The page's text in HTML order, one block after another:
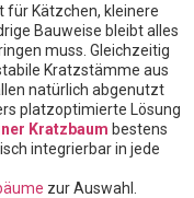
für Kätzchen, kleinere
Bauweise bleibt alles
muss. Gleichzeitig
Kratzstämme aus
natürlich abgenutzt
platzoptimierte Lösung
Kratzbaum bestens
integrierbar in jede
zur Auswahl.